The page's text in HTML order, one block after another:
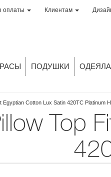
оплаты Клиентам
ПОДУШКИ ОДЕЯЛА
Egyptian Cotton Lux Satin 420TC Platinum